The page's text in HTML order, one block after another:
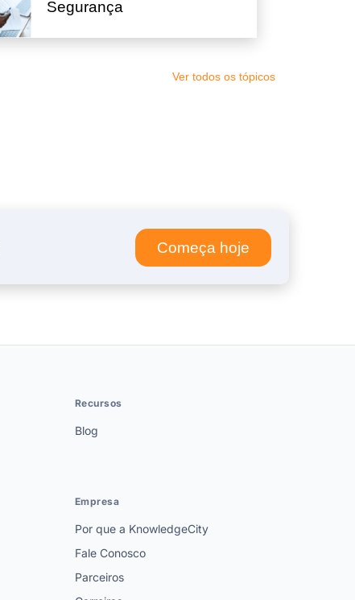
Segurança
Ver todos os tópicos
Começa hoje
Recursos
Blog
Empresa
Por que a KnowledgeCity
Fale Conosco
Parceiros